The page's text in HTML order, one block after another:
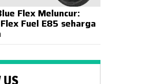
Flex Meluncur:
Fuel E85 seharga
US